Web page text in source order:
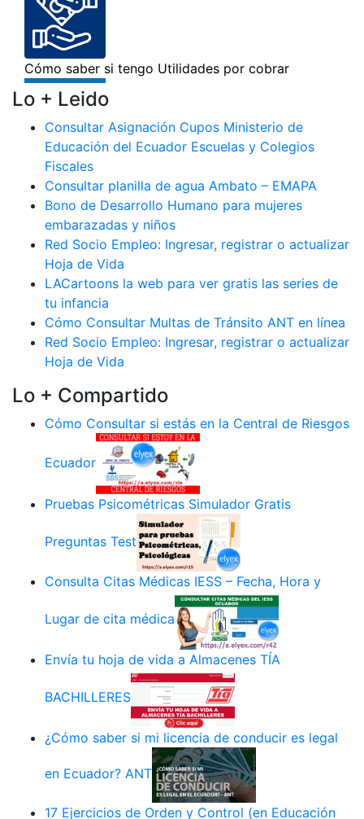
Lo + Leido
Consultar Asignación Cupos Ministerio de
Educación del Ecuador Escuelas y Colegios
Fiscales
Consultar planilla de agua Ambato – EMAPA
Bono de Desarrollo Humano para mujeres
embarazadas y niños
Red Socio Empleo: Ingresar, registrar o actualizar
Hoja de Vida
LACartoons la web para ver gratis las series de
tu infancia
Cómo Consultar Multas de Tránsito ANT en línea
Red Socio Empleo: Ingresar, registrar o actualizar
Hoja de Vida
Lo + Compartido
Cómo Consultar si estás en la Central de Riesgos
Ecuador
Pruebas Psicométricas Simulador Gratis
Preguntas Test
Consulta Citas Médicas IESS – Fecha, Hora y
Lugar de cita médica
Envía tu hoja de vida a Almacenes TÍA
BACHILLERES
¿Cómo saber si mi licencia de conducir es legal
en Ecuador? ANT
17 Ejercicios de Orden y Control (en Educación